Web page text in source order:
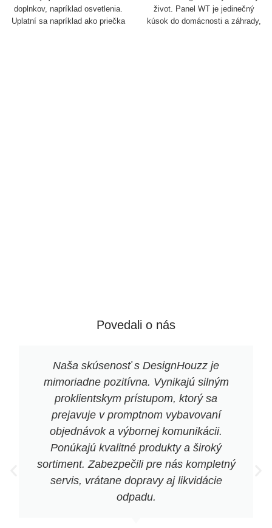
doplnkov, napríklad osvetlenia.
Uplatní sa napríklad ako priečka
život. Panel WT je jedinečný
kúsok do domácnosti a záhrady,
Povedali o nás
Naša skúsenosť s DesignHouzz je
mimoriadne pozitívna. Vynikajú silným
proklientskym prístupom, ktorý sa
prejavuje v promptnom vybavovaní
objednávok a výbornej komunikácii.
Ponúkajú kvalitné produkty a široký
sortiment. Zabezpečili pre nás kompletný
servis, vrátane dopravy aj likvidácie
odpadu.